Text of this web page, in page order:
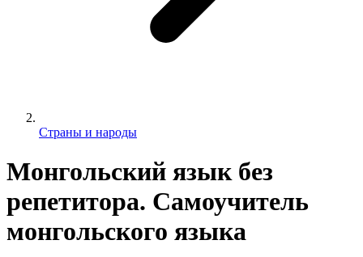
Страны и народы
Монгольский язык без
репетитора. Самоучитель
монгольского языка